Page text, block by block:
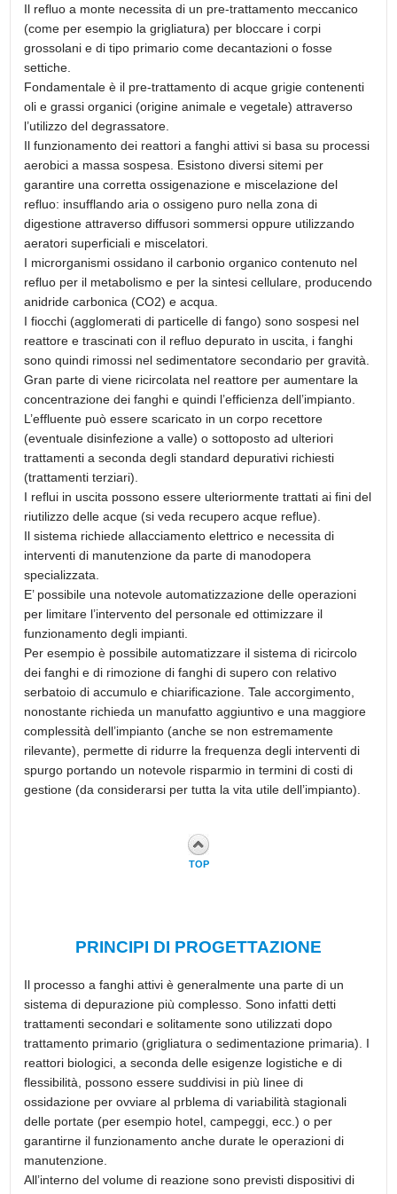
Il refluo a monte necessita di un pre-trattamento meccanico
(come per esempio la grigliatura) per bloccare i corpi
grossolani e di tipo primario come decantazioni o fosse
settiche.
Fondamentale è il pre-trattamento di acque grigie contenenti
oli e grassi organici (origine animale e vegetale) attraverso
l’utilizzo del degrassatore.
Il funzionamento dei reattori a fanghi attivi si basa su processi
aerobici a massa sospesa. Esistono diversi sitemi per
garantire una corretta ossigenazione e miscelazione del
refluo: insufflando aria o ossigeno puro nella zona di
digestione attraverso diffusori sommersi oppure utilizzando
aeratori superficiali e miscelatori.
I microrganismi ossidano il carbonio organico contenuto nel
refluo per il metabolismo e per la sintesi cellulare, producendo
anidride carbonica (CO2) e acqua.
I fiocchi (agglomerati di particelle di fango) sono sospesi nel
reattore e trascinati con il refluo depurato in uscita, i fanghi
sono quindi rimossi nel sedimentatore secondario per gravità.
Gran parte di viene ricircolata nel reattore per aumentare la
concentrazione dei fanghi e quindi l’efficienza dell’impianto.
L’effluente può essere scaricato in un corpo recettore
(eventuale disinfezione a valle) o sottoposto ad ulteriori
trattamenti a seconda degli standard depurativi richiesti
(trattamenti terziari).
I reflui in uscita possono essere ulteriormente trattati ai fini del
riutilizzo delle acque (si veda recupero acque reflue).
Il sistema richiede allacciamento elettrico e necessita di
interventi di manutenzione da parte di manodopera
specializzata.
E’ possibile una notevole automatizzazione delle operazioni
per limitare l’intervento del personale ed ottimizzare il
funzionamento degli impianti.
Per esempio è possibile automatizzare il sistema di ricircolo
dei fanghi e di rimozione di fanghi di supero con relativo
serbatoio di accumulo e chiarificazione. Tale accorgimento,
nonostante richieda un manufatto aggiuntivo e una maggiore
complessità dell’impianto (anche se non estremamente
rilevante), permette di ridurre la frequenza degli interventi di
spurgo portando un notevole risparmio in termini di costi di
gestione (da considerarsi per tutta la vita utile dell’impianto).
TOP
PRINCIPI DI PROGETTAZIONE
Il processo a fanghi attivi è generalmente una parte di un
sistema di depurazione più complesso. Sono infatti detti
trattamenti secondari e solitamente sono utilizzati dopo
trattamento primario (grigliatura o sedimentazione primaria). I
reattori biologici, a seconda delle esigenze logistiche e di
flessibilità, possono essere suddivisi in più linee di
ossidazione per ovviare al prblema di variabilità stagionali
delle portate (per esempio hotel, campeggi, ecc.) o per
garantirne il funzionamento anche durate le operazioni di
manutenzione.
All’interno del volume di reazione sono previsti dispositivi di